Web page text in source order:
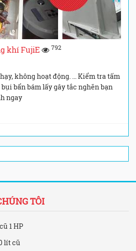
khí FujiE 792
không hoạt động. ... Kiểm tra tấm
bẩn bám lấy gây tắc nghẽn bạn
ngay
TÔI
1 HP
lít cũ